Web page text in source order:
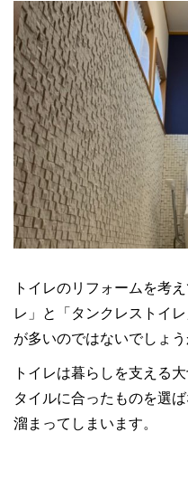
トイレのリフォームを考
レ」と「タンクレストイ
が多いのではないでしょう
トイレは暮らしを支える
タイルに合ったものを選
溜まってしまいます。